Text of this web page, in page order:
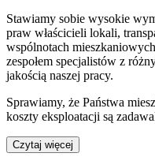
Stawiamy sobie wysokie
praw właścicieli lokali,
wspólnotach
zespołem specjalistów z
jakością naszej pracy.
Sprawiamy, że Państwa
koszty eksploatacji są
Czytaj więcej